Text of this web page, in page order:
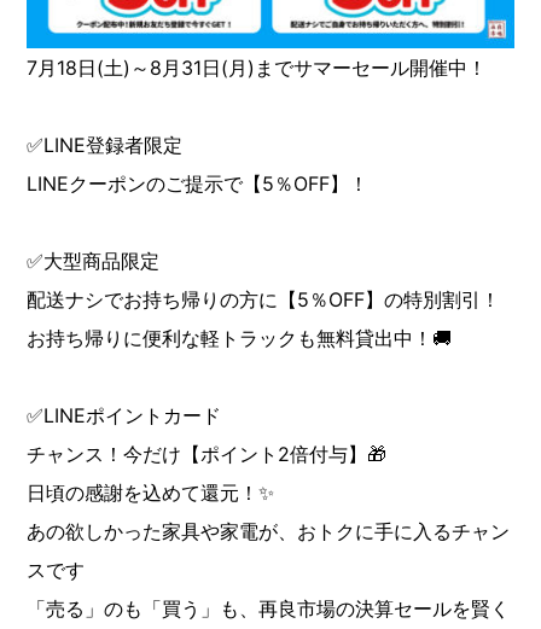
7月18日(土)～8月31日(月)までサマーセール開催中！
✅LINE登録者限定
LINEクーポンのご提示で【5％OFF】！
✅大型商品限定
配送ナシでお持ち帰りの方に【5％OFF】の特別割引！
お持ち帰りに便利な軽トラックも無料貸出中！🚚
✅LINEポイントカード
チャンス！今だけ【ポイント2倍付与】🎁
日頃の感謝を込めて還元！✨
あの欲しかった家具や家電が、おトクに手に入るチャン
スです
「売る」のも「買う」も、再良市場の決算セールを賢く